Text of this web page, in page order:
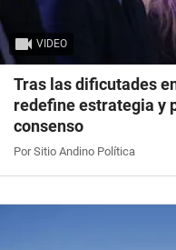
VIDEO
Tras las dificutades
redefine estrategia y
consenso
Por Sitio Andino Política